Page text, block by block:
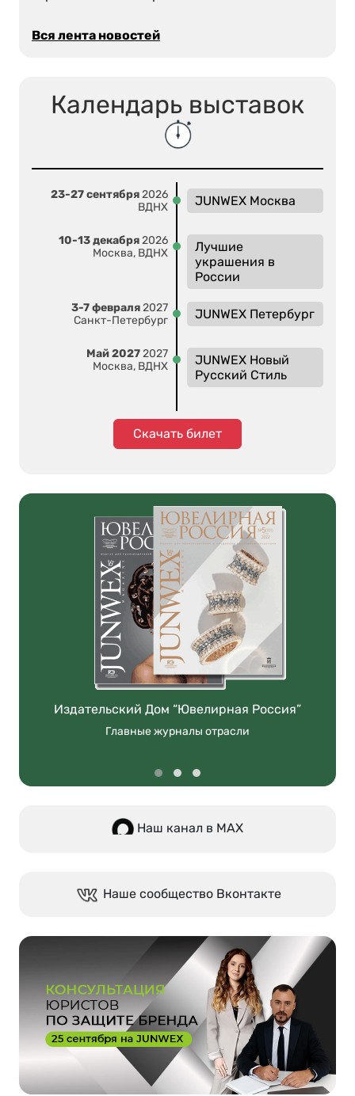
Вся лента новостей
Календарь выставок
23-27 сентября2026
ВДНХ
JUNWEX Москва
10-13 декабря2026
Москва, ВДНХ
Лучшие
украшения в
России
3-7 февраля2027
Санкт-Петербург
JUNWEX Петербург
Май 20272027
Москва, ВДНХ
JUNWEX Новый
Русский Стиль
Скачать билет
Издательский Дом “Ювелирная Россия”
Главные журналы отрасли
Наш канал в МАХ
Наше сообщество Вконтакте